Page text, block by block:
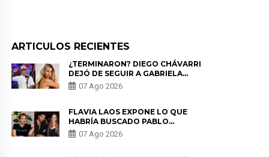
ARTICULOS RECIENTES
¿TERMINARON? DIEGO CHÁVARRI
DEJÓ DE SEGUIR A GABRIELA
HERRERA Y ANUNCIA SU SALIDA
DE PÓDCAST
07 Ago 2026
FLAVIA LAOS EXPONE LO QUE
HABRÍA BUSCADO PABLO
HEREDIA CON ALE FULLER: “UNA
DE LAS PARTES QUERÍA EL
07 Ago 2026